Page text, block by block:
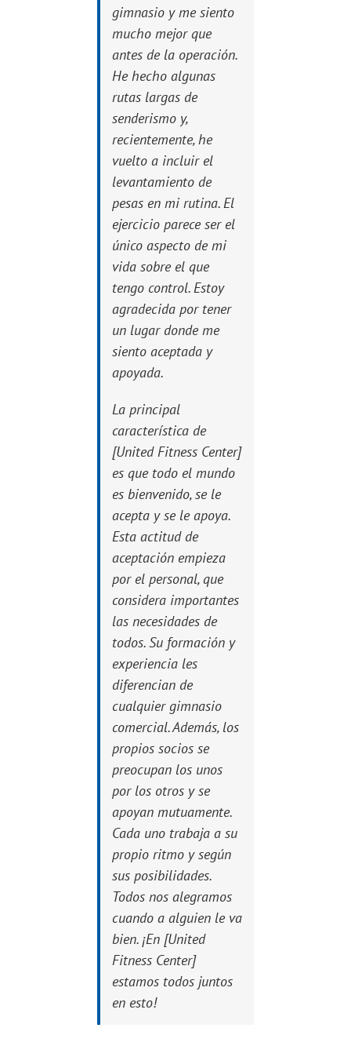
gimnasio y me siento
mucho mejor que
antes de la operación.
He hecho algunas
rutas largas de
senderismo y,
recientemente, he
vuelto a incluir el
levantamiento de
pesas en mi rutina. El
ejercicio parece ser el
único aspecto de mi
vida sobre el que
tengo control. Estoy
agradecida por tener
un lugar donde me
siento aceptada y
apoyada.
La principal
característica de
[United Fitness Center]
es que todo el mundo
es bienvenido, se le
acepta y se le apoya.
Esta actitud de
aceptación empieza
por el personal, que
considera importantes
las necesidades de
todos. Su formación y
experiencia les
diferencian de
cualquier gimnasio
comercial. Además, los
propios socios se
preocupan los unos
por los otros y se
apoyan mutuamente.
Cada uno trabaja a su
propio ritmo y según
sus posibilidades.
Todos nos alegramos
cuando a alguien le va
bien. ¡En [United
Fitness Center]
estamos todos juntos
en esto!